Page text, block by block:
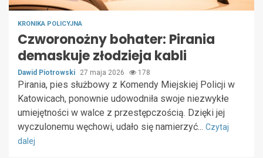
KRONIKA POLICYJNA
Czworonożny bohater: Pirania
demaskuje złodzieja kabli
Dawid Piotrowski 27 maja 2026 178
Pirania, pies służbowy z Komendy Miejskiej Policji w
Katowicach, ponownie udowodniła swoje niezwykłe
umiejętności w walce z przestępczością. Dzięki jej
wyczulonemu węchowi, udało się namierzyć... Czytaj
dalej